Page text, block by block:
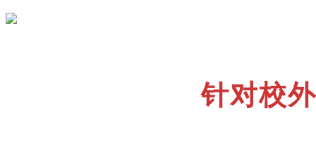
针对校